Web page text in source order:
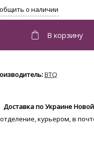
BTQ
Доставка по Украине
курьером, в